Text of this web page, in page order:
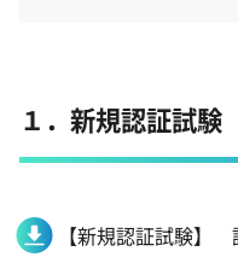
１．新規認証試験
【新規認証試験】